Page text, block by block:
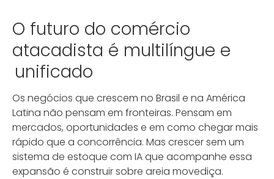
O futuro do comércio
atacadista é multilíngue e
unificado
Os negócios que crescem no Brasil e na América
Latina não pensam em fronteiras. Pensam em
mercados, oportunidades e em como chegar mais
rápido que a concorrência. Mas crescer sem um
sistema de estoque com IA que acompanhe essa
expansão é construir sobre areia movediça.